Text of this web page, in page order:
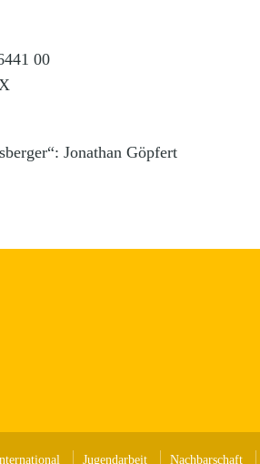
00
Jonathan Göpfert
Jugendarbeit Nachbarschaft